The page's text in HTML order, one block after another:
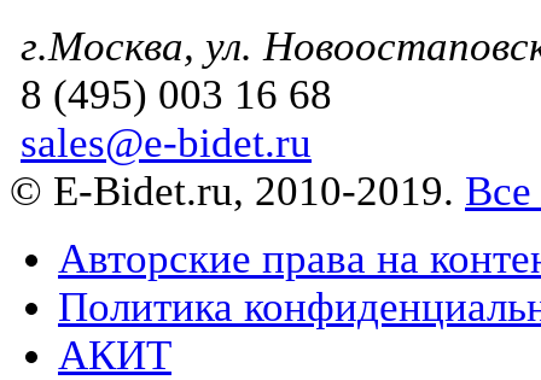
г.Москва, ул.
8 (495) 003 16 68
sales@e-bidet.ru
© E-Bidet.ru, 2010-2019.
Авторские права на
Политика
АКИТ